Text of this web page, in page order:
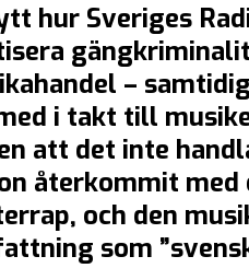
hur Sveriges
–
i takt till
att det inte
återkommit med
och den
som